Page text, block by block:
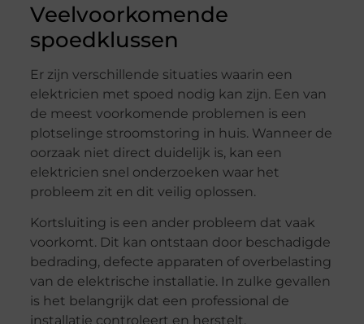
Veelvoorkomende
spoedklussen
Er zijn verschillende situaties waarin een
elektricien met spoed nodig kan zijn. Een van
de meest voorkomende problemen is een
plotselinge stroomstoring in huis. Wanneer de
oorzaak niet direct duidelijk is, kan een
elektricien snel onderzoeken waar het
probleem zit en dit veilig oplossen.
Kortsluiting is een ander probleem dat vaak
voorkomt. Dit kan ontstaan door beschadigde
bedrading, defecte apparaten of overbelasting
van de elektrische installatie. In zulke gevallen
is het belangrijk dat een professional de
installatie controleert en herstelt.